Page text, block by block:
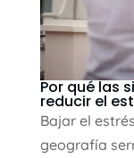
Por qué las
reducir el
Bajar el
geografía